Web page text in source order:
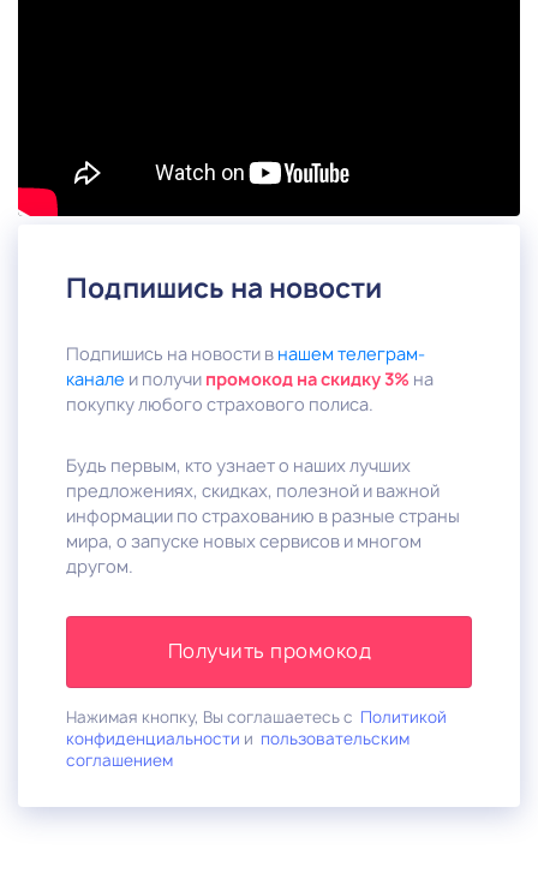
Подпишись на новости
Подпишись на новости в нашем телеграм-
канале и получи промокод на скидку 3% на
покупку любого страхового полиса.
Будь первым, кто узнает о наших лучших
предложениях, скидках, полезной и важной
информации по страхованию в разные страны
мира, о запуске новых сервисов и многом
другом.
Получить промокод
Нажимая кнопку, Вы соглашаетесь с Политикой
конфиденциальности и пользовательским
соглашением